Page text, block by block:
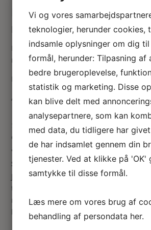
Blomster KIT til at lave
miniature 1:12
Miniature blomster kit af den fineste
realistiske type.
Lidt svære at lave, pga. de fine
Anvisningen er på engelsk, tysk og
Vurd
eret
ud
af 5
Sabina Happel
12. august 2023
Jeg elsker høstanemoner. Og de her er
tager dog lidt tid og tålmodighed at lave
når først alle blomsterne er lavet er
hurtig at samle.
Vi og vores
teknologier, herunder cookies,
indsamle oplysninger om dig
formål, herunder: Tilpasning af
bedre brugeroplevelse,
statistik og marketing. Disse
kan blive delt med
analysepartnere, som kan
med data, du tidligere har
de har indsamlet gennem din
tjenester. Ved at klikke på 'OK'
samtykke til disse formål.
Læs mere om vores brug af
behandling af persondata her.